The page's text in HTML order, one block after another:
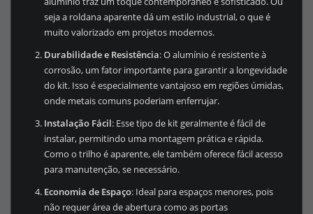
seja a roldana aparente dá um estilo industrial, o que é
muito valorizado em projetos modernos.
Durabilidade e Resistência: O alumínio é resistente à
corrosão, um fator importante para garantir a longevidade
do kit. Isso é especialmente vantajoso em regiões úmidas,
onde metais comuns poderiam enferrujar.
Instalação Fácil: Esse tipo de kit geralmente é fácil de
instalar, permitindo uma montagem prática e rápida.
Como o trilho é aparente, ele também oferece fácil acesso
para manutenção, se necessário.
Economia de Espaço: Ideal para espaços menores, pois
não requer área de abertura como as portas